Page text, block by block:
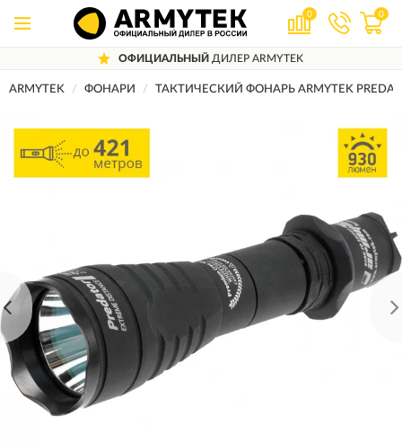
0 0
ОФИЦИАЛЬНЫЙ ДИЛЕР ARMYTEK
ARMYTEK ФОНАРИ ТАКТИЧЕСКИЙ ФОНАРЬ ARMYTEK